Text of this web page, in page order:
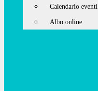
Calendario eventi
Albo online